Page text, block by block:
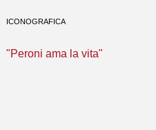
ICONOGRAFICA
"Peroni ama la vita"